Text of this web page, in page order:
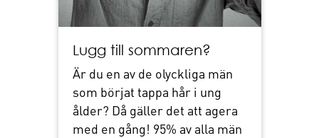
Lugg till sommaren?
Är du en av de olyckliga män
som börjat tappa hår i ung
ålder? Då gäller det att agera
med en gång! 95% av alla män